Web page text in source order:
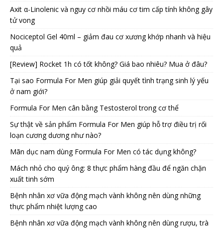
Axit α-Linolenic và nguy cơ nhồi máu cơ tim cấp tính không gây
tử vong
Nociceptol Gel 40ml – giảm đau cơ xương khớp nhanh và hiệu
quả
[Review] Rocket 1h có tốt không? Giá bao nhiêu? Mua ở đâu?
Tại sao Formula For Men giúp giải quyết tình trạng sinh lý yếu
ở nam giới?
Formula For Men cân bằng Testosterol trong cơ thể
Sự thật về sản phẩm Formula For Men giúp hỗ trợ điều trị rối
loạn cương dương như nào?
Mãn dục nam dùng Formula For Men có tác dụng không?
Mách nhỏ cho quý ông: 8 thực phẩm hàng đầu để ngăn chặn
xuất tinh sớm
Bệnh nhân xơ vữa động mạch vành không nên dùng những
thực phẩm nhiệt lượng cao
Bệnh nhân xơ vữa động mạch vành không nên dùng rượu, trà